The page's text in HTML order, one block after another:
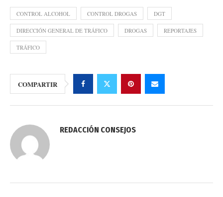
CONTROL ALCOHOL CONTROL DROGAS DGT
DIRECCIÓN GENERAL DE TRÁFICO DROGAS REPORTAJES
TRÁFICO
COMPARTIR
REDACCIÓN CONSEJOS